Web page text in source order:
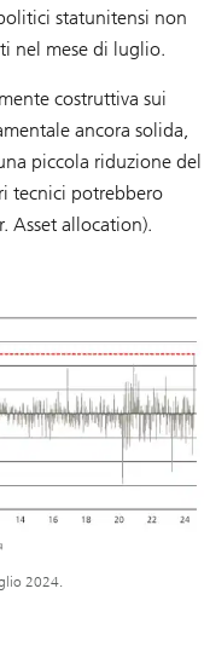
statunitensi non
nel mese di luglio.
costruttiva sui
ancora solida,
piccola riduzione del
tecnici potrebbero
Asset allocation).
2024.